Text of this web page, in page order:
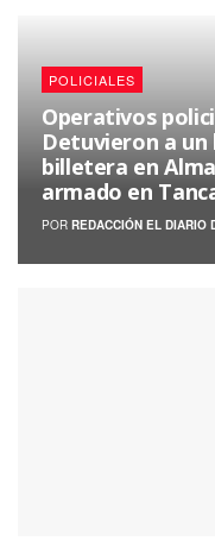
POLICIALES
Operativos
Detuvieron a
billetera en
armado en
POR REDACCIÓN EL DIARIO